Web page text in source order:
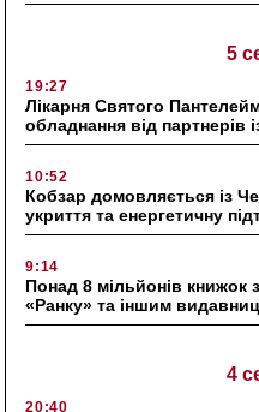
5
19:27
Лікарня Святого
обладнання від партнерів
10:52
Кобзар домовляється із
укриття та енергетичну
9:14
Понад 8 мільйонів книжок
«Ранку» та іншим
4
20:40